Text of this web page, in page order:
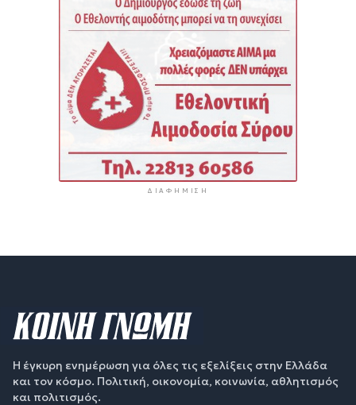
ΔΙΑΦΉΜΙΣΗ
Η έγκυρη ενημέρωση για όλες τις εξελίξεις στην Ελλάδα
και τον κόσμο. Πολιτική, οικονομία, κοινωνία, αθλητισμός
και πολιτισμός.